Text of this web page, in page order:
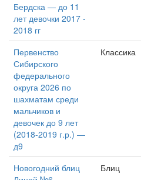
Бердска — до 11
лет девочки 2017 -
2018 гг
Первенство
Сибирского
федерального
округа 2026 по
шахматам среди
мальчиков и
девочек до 9 лет
(2018-2019 г.р.) —
д9
Классика
Новогодний блиц
Блиц